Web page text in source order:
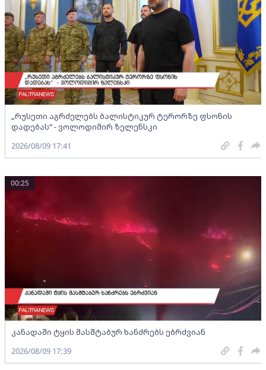
„რუსეთი აგრძელებს ბალისტიკურ ტერორზე ფსონის
დადებას“ - ვოლოდიმირ ზელენსკი
2026/08/09 17:41
კანადაში ტყის მასშტაბურ ხანძრებს ებრძვიან
00:25
2026/08/09 17:39